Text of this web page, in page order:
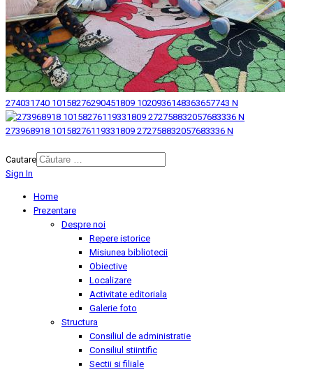
274031740 10158276290451809 1020936148363657743 N
273968918 10158276119331809 272758832057683336 N
Cautare
Sign In
Home
Prezentare
Despre noi
Repere istorice
Misiunea bibliotecii
Obiective
Localizare
Activitate editoriala
Galerie foto
Structura
Consiliul de administratie
Consiliul stiintific
Sectii si filiale